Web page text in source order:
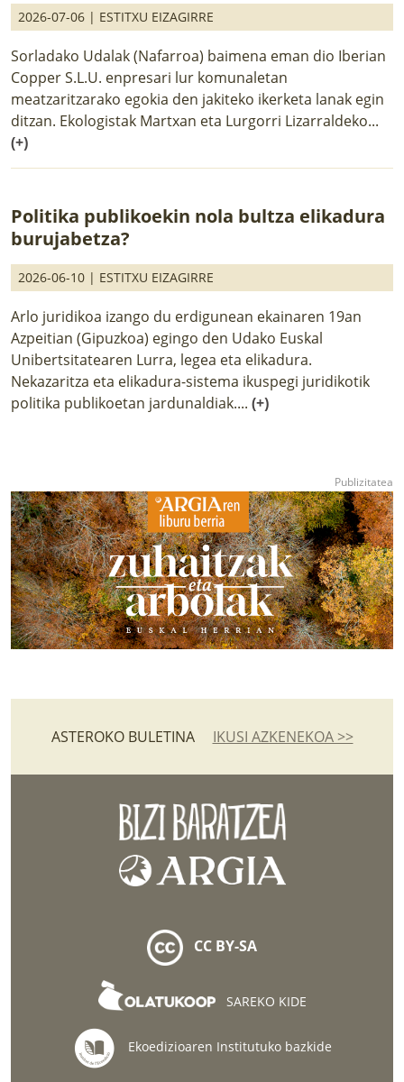
2026-07-06 | ESTITXU EIZAGIRRE
Sorladako Udalak (Nafarroa) baimena eman dio Iberian
Copper S.L.U. enpresari lur komunaletan
meatzaritzarako egokia den jakiteko ikerketa lanak egin
ditzan. Ekologistak Martxan eta Lurgorri Lizarraldeko...
(+)
Politika publikoekin nola bultza elikadura
burujabetza?
2026-06-10 | ESTITXU EIZAGIRRE
Arlo juridikoa izango du erdigunean ekainaren 19an
Azpeitian (Gipuzkoa) egingo den Udako Euskal
Unibertsitatearen Lurra, legea eta elikadura.
Nekazaritza eta elikadura-sistema ikuspegi juridikotik
politika publikoetan jardunaldiak.... (+)
ASTEROKO BULETINA IKUSI AZKENEKOA >>
CC BY-SA
SAREKO KIDE
Ekoedizioaren Institutuko bazkide